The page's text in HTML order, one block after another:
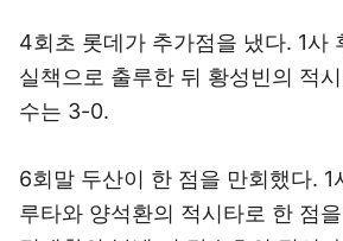
4회초 롯데가 추가점을 냈다. 1사
실책으로 출루한 뒤 황성빈의 적
수는 3-0.
6회말 두산이 한 점을 만회했다. 1
루타와 양석환의 적시타로 한 점